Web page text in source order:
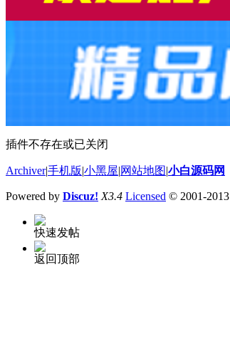
插件不存在或已关闭
Archiver|手机版 小黑屋 网站地图 小白源码网
Powered by Discuz! X3.4 Licensed © 2001-2013
快速发帖
返回顶部